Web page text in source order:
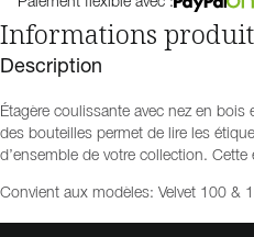
Paiement flexible avec :
Informations produit
Description
Étagère coulissante avec nez en bois
des bouteilles permet de lire les
d’ensemble de votre collection.
Convient aux modèles: Velvet 100 &